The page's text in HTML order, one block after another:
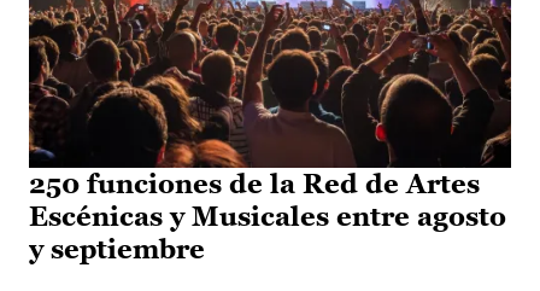
250 funciones de la Red de Artes
Escénicas y Musicales entre agosto
y septiembre